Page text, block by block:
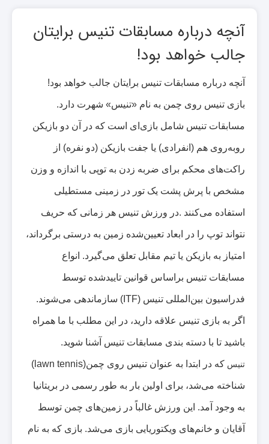
آنچه درباره مسابقات تنیس برایتان
جالب خواهد بود!
آنچه درباره مسابقات تنیس برایتان جالب خواهد بود!
بازی تنیس روی چمن به نام «تنیس» شهرت دارد.
مسابقات تنیس شامل بازی‌ای است که در آن دو بازیکن
روبه‌روی هم (انفرادی) یا جفت بازیکن (دو نفره) از
راکت‌های محکم برای ضربه زدن به توپی با اندازه و وزن
مشخص با پرش پشت یک تور در زمینی مستطیلی
استفاده می‌کنند .در ورزش تنیس هر زمانی که حریف
نتواند توپ را در ابعاد تعیین‌شده زمین به درستی برگرداند،
امتیاز به بازیکن یا تیم مقابل تعلق می‌گیرد. انواع
مسابقات تنیس براساس قوانین تاییدشده توسط
فدراسیون بین‌المللی تنیس (ITF) سازماندهی می‌شوند.
اگر به بازی تنیس علاقه دارید، در این مطلب با ما همراه
باشید تا با دسته بندی مسابقات تنیس آشنا شوید.
تنیس که در ابتدا به عنوان تنیس روی چمن(lawn tennis)
شناخته می‌شد، برای اولین بار به طور رسمی در بریتانیا
به وجود آمد. این ورزش غالباً در زمین‌های چمن توسط
آقایان و خانم‌های ویکتوریایی بازی می‌شد. بازی که به نام